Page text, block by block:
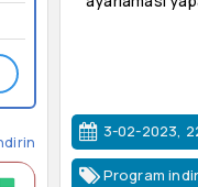
3-02-2023,
Program indir